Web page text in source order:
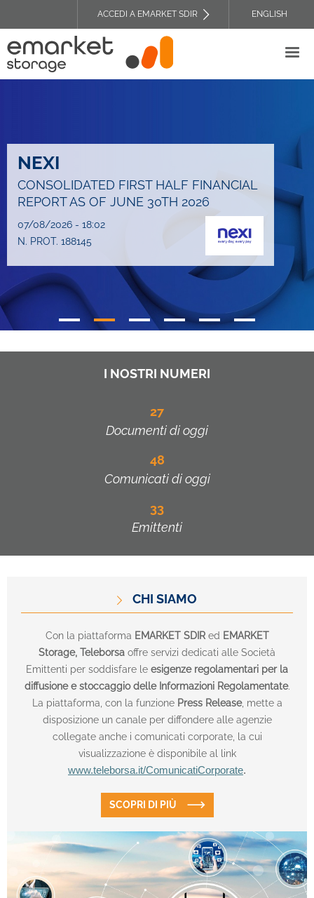
contenuto
principale
TOP
HEADER
ACCEDI A EMARKET SDIR ENGLISH
NEXI
CONSOLIDATED FIRST HALF FINANCIAL
REPORT AS OF JUNE 30TH 2026
07/08/2026 - 18:02
N. PROT. 188145
I NOSTRI NUMERI
27
Documenti di oggi
48
Comunicati di oggi
33
Emittenti
CHI SIAMO
Con la piattaforma EMARKET SDIR ed EMARKET
Storage, Teleborsa offre servizi dedicati alle Società
Emittenti per soddisfare le esigenze regolamentari per la
diffusione e stoccaggio delle Informazioni Regolamentate.
La piattaforma, con la funzione Press Release, mette a
disposizione un canale per diffondere alle agenzie
collegate anche i comunicati corporate, la cui
visualizzazione è disponibile al link
www.teleborsa.it/ComunicatiCorporate.
SCOPRI DI PIÙ